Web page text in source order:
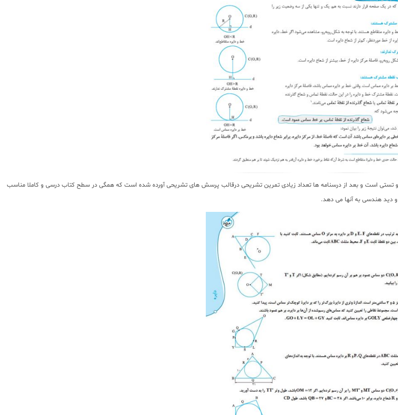
است و بعد از درسنامه ها تعداد زیادی تمرین تشریحی درقالب پرسش های تشریحی آورده شده است که همگی در سطح کتاب درسی و کاملا مناسب
دید هندسی به آنها می دهد.